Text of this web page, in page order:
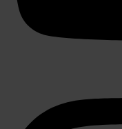
verzameld op basis